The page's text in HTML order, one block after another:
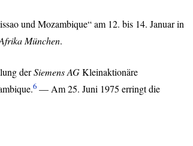
und Mozambique“ am 12. bis 14. Januar in
München.
derSiemens AGKleinaktionäre
6 — Am 25. Juni 1975 erringt die